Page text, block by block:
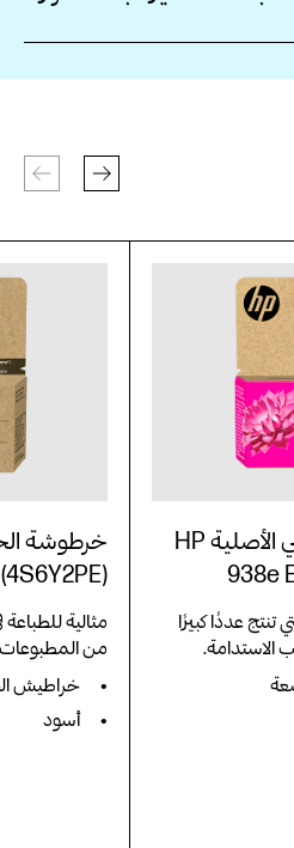
مثالية للطباعة
من المطبوعات
خراطيش
أسود
خرطوشة الحبر الأرجواني الأصلية HP
938e
تنتج عددًا كبيرًا
الاستدامة.